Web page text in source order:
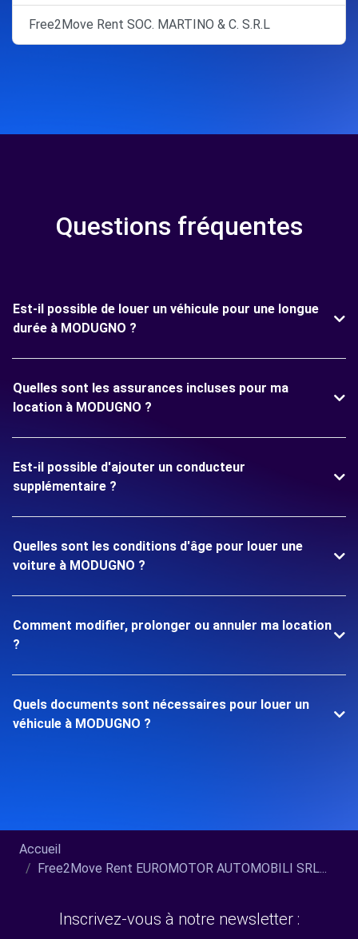
Free2Move Rent SOC. MARTINO & C. S.R.L
Questions fréquentes
Est-il possible de louer un véhicule pour une longue
durée à MODUGNO ?
Quelles sont les assurances incluses pour ma
location à MODUGNO ?
Est-il possible d'ajouter un conducteur
supplémentaire ?
Quelles sont les conditions d'âge pour louer une
voiture à MODUGNO ?
Comment modifier, prolonger ou annuler ma location
?
Quels documents sont nécessaires pour louer un
véhicule à MODUGNO ?
Accueil
Free2Move Rent EUROMOTOR AUTOMOBILI SRL...
Inscrivez-vous à notre newsletter :